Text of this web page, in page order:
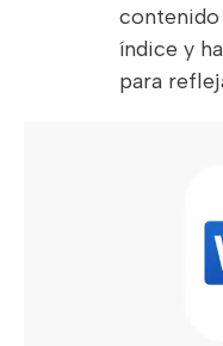
índice y
para